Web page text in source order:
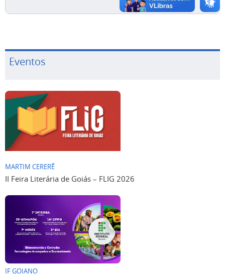
Eventos
MARTIM CERERÊ
II Feira Literária de Goiás – FLIG 2026
IF GOIANO